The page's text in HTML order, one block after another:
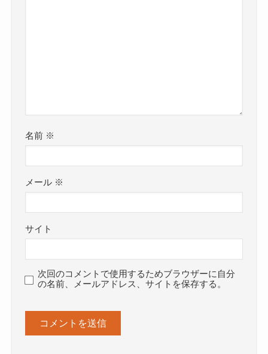
名前 ※
メール ※
サイト
次回のコメントで使用するためブラウザーに自分
の名前、メールアドレス、サイトを保存する。